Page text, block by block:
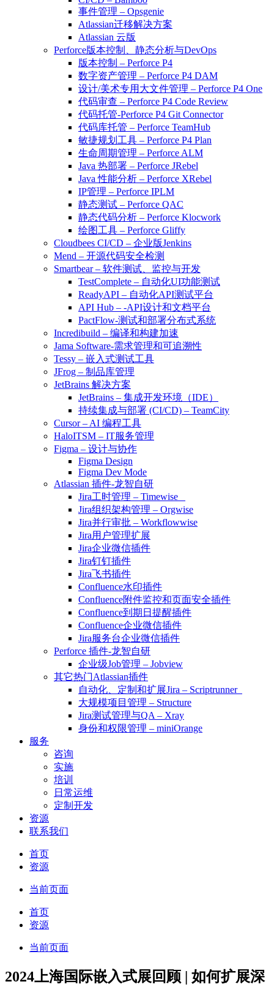
事件管理 – Opsgenie
Atlassian迁移解决方案
Atlassian 云版
Perforce版本控制、静态分析与DevOps
版本控制 – Perforce P4
数字资产管理 – Perforce P4 DAM
设计/美术专用大文件管理 – Perforce P4 One
代码审查 – Perforce P4 Code Review
代码托管-Perforce P4 Git Connector
代码库托管 – Perforce TeamHub
敏捷规划工具 – Perforce P4 Plan
生命周期管理 – Perforce ALM
Java 热部署 – Perforce JRebel
Java 性能分析 – Perforce XRebel
IP管理 – Perforce IPLM
静态测试 – Perforce QAC
静态代码分析 – Perforce Klocwork
绘图工具 – Perforce Gliffy
Cloudbees CI/CD – 企业版Jenkins
Mend – 开源代码安全检测
Smartbear – 软件测试、监控与开发
TestComplete – 自动化UI功能测试
ReadyAPI – 自动化API测试平台
API Hub – -API设计和文档平台
PactFlow-测试和部署分布式系统
Incredibuild – 编译和构建加速
Jama Software-需求管理和可追溯性
Tessy – 嵌入式测试工具
JFrog – 制品库管理
JetBrains 解决方案
JetBrains – 集成开发环境（IDE）
持续集成与部署 (CI/CD) – TeamCity
Cursor – AI 编程工具
HaloITSM – IT服务管理
Figma – 设计与协作
Figma Design
Figma Dev Mode
Atlassian 插件-龙智自研
Jira工时管理 – Timewise
Jira组织架构管理 – Orgwise
Jira并行审批 – Workflowwise
Jira用户管理扩展
Jira企业微信插件
Jira钉钉插件
Jira飞书插件
Confluence水印插件
Confluence附件监控和页面安全插件
Confluence到期日提醒插件
Confluence企业微信插件
Jira服务台企业微信插件
Perforce 插件-龙智自研
企业级Job管理 – Jobview
其它热门Atlassian插件
自动化、定制和扩展Jira – Scriptrunner
大规模项目管理 – Structure
Jira测试管理与QA – Xray
身份和权限管理 – miniOrange
服务
咨询
实施
培训
日常运维
定制开发
资源
联系我们
首页
资源
当前页面
首页
资源
当前页面
2024上海国际嵌入式展回顾 | 如何扩展深